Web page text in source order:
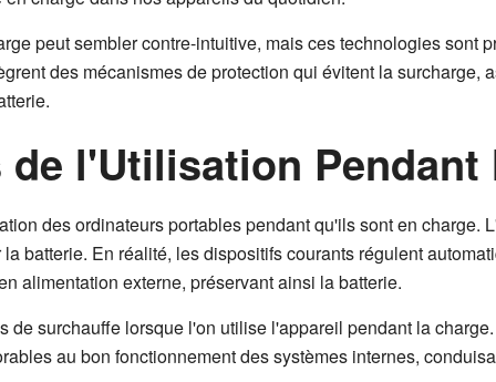
peut sembler contre-intuitive, mais ces technologies sont
des mécanismes de protection qui évitent la surcharge,
l'Utilisation Pendant
des ordinateurs portables pendant qu'ils sont en charge.
batterie. En réalité, les dispositifs courants régulent
alimentation externe, préservant ainsi la batterie.
de surchauffe lorsque l'on utilise l'appareil pendant la
au bon fonctionnement des systèmes internes,